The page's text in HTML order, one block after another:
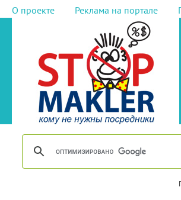
О проекте Реклама на портале